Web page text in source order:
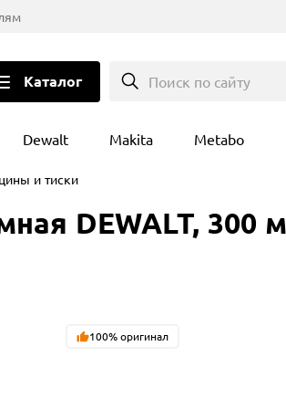
Каталог Поиск по сайту
Dewalt Makita Metabo
и тиски
DEWALT, 300
100% оригинал